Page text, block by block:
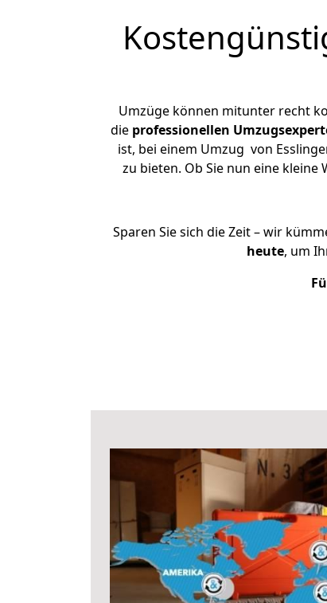
Umzüge können mitunter recht
die professionellen
ist, bei einem Umzug von
zu bieten. Ob Sie nun eine
Sparen Sie sich die Zeit – wir
heute, um